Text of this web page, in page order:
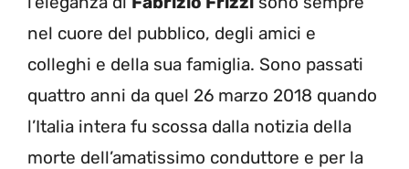
nel cuore del pubblico, degli amici e
colleghi e della sua famiglia. Sono passati
quattro anni da quel 26 marzo 2018 quando
l’Italia intera fu scossa dalla notizia della
morte dell’amatissimo conduttore e per la